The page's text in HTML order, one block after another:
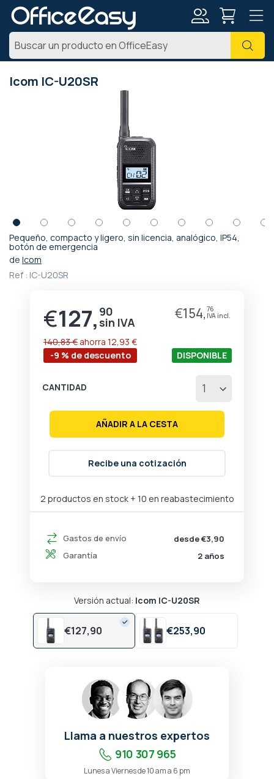
Icom IC-U20SR
Pequeño, compacto y ligero, sin licencia, analógico, IP54,
botón de emergencia
de Icom
Ref : IC-U20SR
Precio
especial
€127, 90 €154, 76
-9 % de descuento
140,83 € ahorra 12,93 €
2 productos en stock + 10 en reabastecimiento
DISPONIBLE
Gastos de envío
desde €3,90
Garantía
2 años
CANTIDAD
AÑADIR A LA CESTA
Recibe una cotización
Versión actual: Icom IC-U20SR
€127,90 €253,90
Saltar
al
de
Llama a nuestros expertos
910 307 965
Lunes a Viernes de 10 am a 6 pm